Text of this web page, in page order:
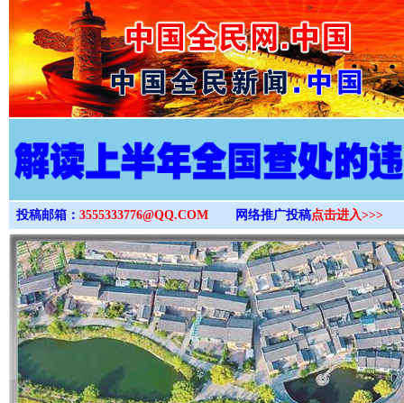
>
投稿邮箱： 3555333776@QQ.COM 网络推广投稿点击进入>>>